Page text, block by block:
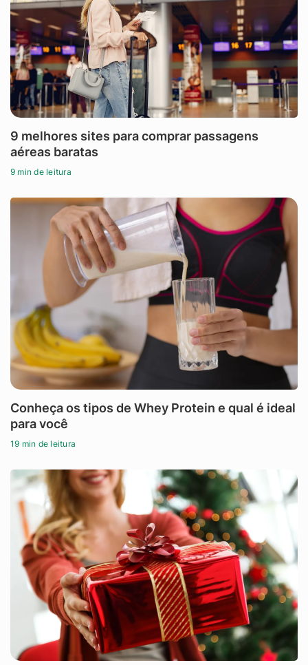
9 melhores sites para comprar passagens
aéreas baratas
9 min de leitura
Conheça os tipos de Whey Protein e qual é ideal
para você
19 min de leitura